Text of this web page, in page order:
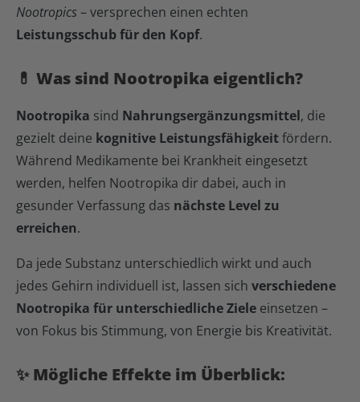
Nootropics – versprechen einen echten
Leistungsschub für den Kopf.
💊 Was sind Nootropika eigentlich?
Nootropika sind Nahrungsergänzungsmittel, die
gezielt deine kognitive Leistungsfähigkeitfördern.
Während Medikamente bei Krankheit eingesetzt
werden, helfen Nootropika dir dabei, auch in
gesunder Verfassung das nächste Level zu
erreichen.
Da jede Substanz unterschiedlich wirkt und auch
jedes Gehirn individuell ist, lassen sich verschiedene
Nootropika für unterschiedliche Ziele einsetzen –
von Fokus bis Stimmung, von Energie bis Kreativität.
✨ Mögliche Effekte im Überblick: